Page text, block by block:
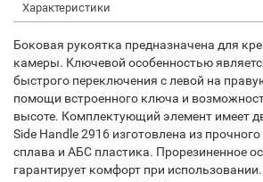
Характеристики
Боковая рукоятка предназначена для
камеры. Ключевой особенностью
быстрого переключения с левой на
помощи встроенного ключа и
высоте. Комплектующий элемент имеет
Side Handle 2916 изготовлена из
сплава и АБС пластика. Прорезиненное
гарантирует комфорт при